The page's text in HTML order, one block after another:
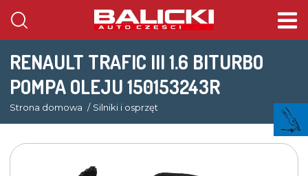
RENAULT TRAFIC III 1.6 BITURBO
POMPA OLEJU 150153243R
Strona domowa Silniki i osprzęt